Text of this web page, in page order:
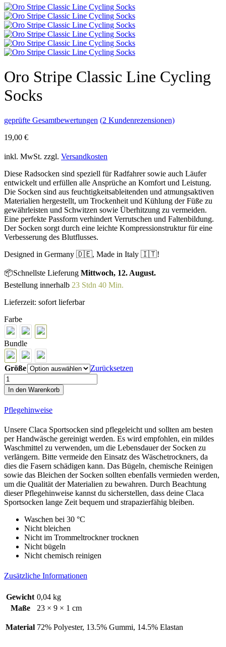
Oro Stripe Classic Line Cycling
Socks
geprüfte Gesamtbewertungen (2 Kundenrezensionen)
19,00 €
inkl. MwSt. zzgl. Versandkosten
Diese Radsocken sind speziell für Radfahrer sowie auch Läufer
entwickelt und erfüllen alle Ansprüche an Komfort und Leistung.
Die Socken sind aus feuchtigkeitsableitenden und atmungsaktiven
Materialien hergestellt, um Trockenheit und Kühlung der Füße zu
gewährleisten und Schwitzen sowie Überhitzung zu vermeiden.
Eine perfekte Passform verhindert Verrutschen und Faltenbildung.
Der Socken sorgt durch eine leichte Kompressionstruktur für eine
Verbesserung des Blutflusses.
Designed in Germany 🇩🇪, Made in Italy 🇮🇹!
📦Schnellste Lieferung Mittwoch, 12. August.
Bestellung innerhalb 23 Stdn 40 Min.
Lieferzeit: sofort lieferbar
Farbe
Bundle
Größe
Zurücksetzen
Oro
Stripe
Classic
Cycling
Menge
In den Warenkorb
Pflegehinweise
Unsere Claca Sportsocken sind pflegeleicht und sollten am besten
per Handwäsche gereinigt werden. Es wird empfohlen, ein mildes
Waschmittel zu verwenden, um die Lebensdauer der Socken zu
verlängern. Bitte vermeide den Einsatz des Wäschetrockners, da
dies die Fasern schädigen kann. Das Bügeln, chemische Reinigen
sowie das Bleichen der Socken sollten ebenfalls vermieden werden,
um die Qualität der Materialien zu bewahren. Durch Beachtung
dieser Pflegehinweise kannst du sicherstellen, dass deine Claca
Sportsocken lange Zeit bequem und strapazierfähig bleiben.
Waschen bei 30 °C
Nicht bleichen
Nicht im Trommeltrockner trocknen
Nicht bügeln
Nicht chemisch reinigen
Zusätzliche Informationen
Gewicht 0,04 kg
Maße
23 × 9 × 1 cm
Material 72% Polyester, 13.5% Gummi, 14.5% Elastan